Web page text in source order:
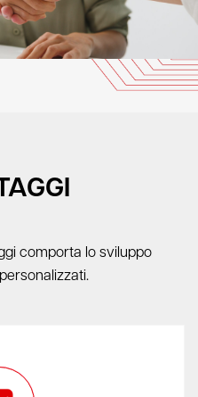
comporta lo sviluppo